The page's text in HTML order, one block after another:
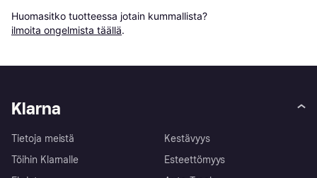
Huomasitko tuotteessa jotain kummallista?
ilmoita ongelmista täällä.
Klarna
Tietoja meistä
Töihin Klarnalle
Kestävyys
Esteettömyys